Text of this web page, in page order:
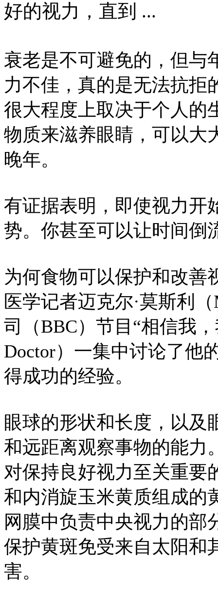
好的视力，直到 ...
衰老是不可避免的，但与
力不佳，真的是无法抗拒
很大程度上取决于个人的
物质来滋养眼睛，可以大
晚年。
有证据表明，即使视力开
势。你甚至可以让时间倒
为何食物可以保护和改善
医学记者迈克尔·莫斯利
司（BBC）节目“相信我
Doctor）一集中讨论了他
得成功的经验。
眼球的形状和长度，以及
和远距离观察事物的能力
对保持良好视力至关重要
和内消旋玉米黄质组成的
网膜中负责中央视力的部
保护黄斑免受来自太阳和
害。